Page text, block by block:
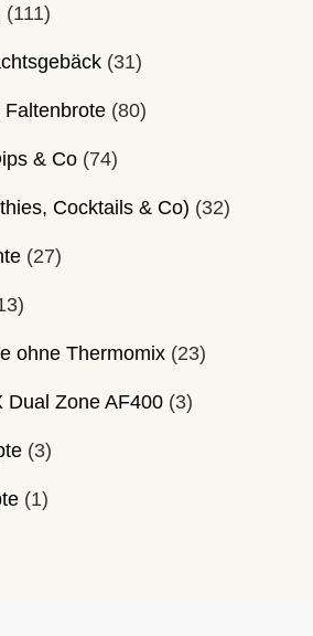
(111)
(31)
Faltenbrote (80)
& Co (74)
Cocktails & Co) (32)
(27)
ohne Thermomix (23)
Dual Zone AF400 (3)
(3)
(1)